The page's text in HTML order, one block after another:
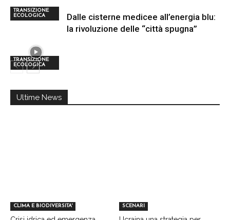
TRANSIZIONE
ECOLOGICA
TRANSIZIONE
ECOLOGICA
Dalle cisterne medicee all’energia blu:
la rivoluzione delle “città spugna”
Ultime News
CLIMA E BIODIVERSITA' SCENARI